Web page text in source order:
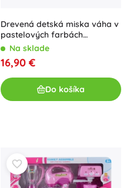
Drevená detská miska váha v
pastelových farbách
inšpirovaná Montessori
Na sklade
16,90 €
Do košíka